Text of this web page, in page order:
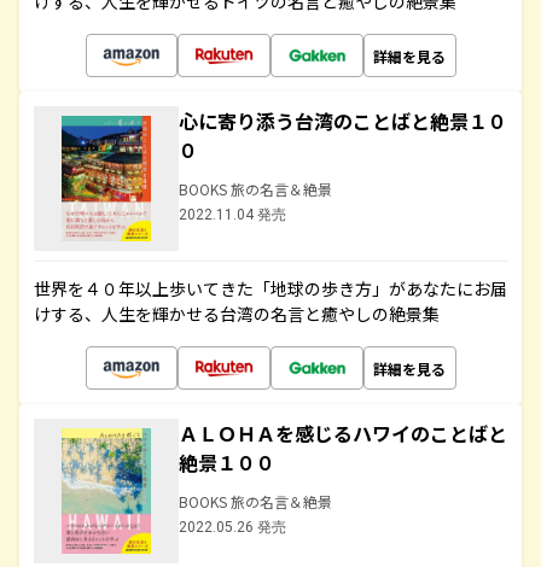
詳細を見る
心に寄り添う台湾のことばと絶景１０
０
BOOKS 旅の名言＆絶景
2022.11.04 発売
世界を４０年以上歩いてきた「地球の歩き方」があなたにお届
けする、人生を輝かせる台湾の名言と癒やしの絶景集
詳細を見る
ＡＬＯＨＡを感じるハワイのことばと
絶景１００
BOOKS 旅の名言＆絶景
2022.05.26 発売